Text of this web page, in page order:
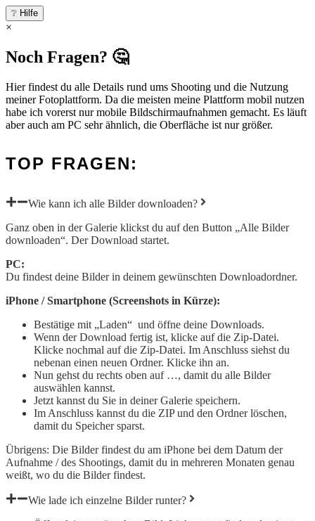
❔ Hilfe
×
Noch Fragen? 🤔
Hier findest du alle Details rund ums Shooting und die Nutzung
meiner Fotoplattform. Da die meisten meine Plattform mobil nutzen
habe ich vorerst nur mobile Bildschirmaufnahmen gemacht. Es läuft
aber auch am PC sehr ähnlich, die Oberfläche ist nur größer.
TOP FRAGEN:
Wie kann ich alle Bilder downloaden?
Ganz oben in der Galerie klickst du auf den Button „Alle Bilder
downloaden“. Der Download startet.
PC:
Du findest deine Bilder in deinem gewünschten Downloadordner.
iPhone / Smartphone (Screenshots in Kürze):
Bestätige mit „Laden“ und öffne deine Downloads.
Wenn der Download fertig ist, klicke auf die Zip-Datei.
Klicke nochmal auf die Zip-Datei. Im Anschluss siehst du
nebenan einen neuen Ordner. Klicke ihn an.
Nun gehst du rechts oben auf …, damit du alle Bilder
auswählen kannst.
Jetzt kannst du Sie in deiner Galerie speichern.
Im Anschluss kannst du die ZIP und den Ordner löschen,
damit du Speicher sparst.
Übrigens: Die Bilder findest du am iPhone bei dem Datum der
Aufnahme / des Shootings, damit du in mehreren Monaten genau
weißt, wo du die Bilder findest.
Wie lade ich einzelne Bilder runter?